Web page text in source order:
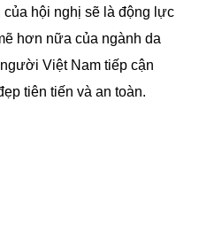
hội nghị sẽ là động lực
hơn nữa của ngành da
Việt Nam tiếp cận
tiên tiến và an toàn.